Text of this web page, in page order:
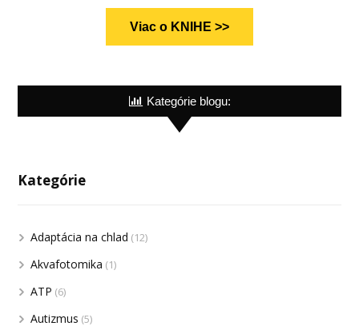
Viac o KNIHE >>
Kategórie blogu:
Kategórie
Adaptácia na chlad (12)
Akvafotomika (1)
ATP (6)
Autizmus (5)